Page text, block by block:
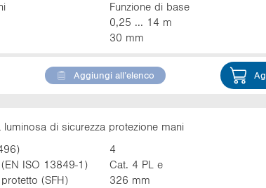
Funzione di base
0,25 ... 14 m
30 mm
Aggiungi all’elenco
di sicurezza protezione mani
4
ISO 13849-1)
Cat. 4 PL e
(SFH)
326 mm